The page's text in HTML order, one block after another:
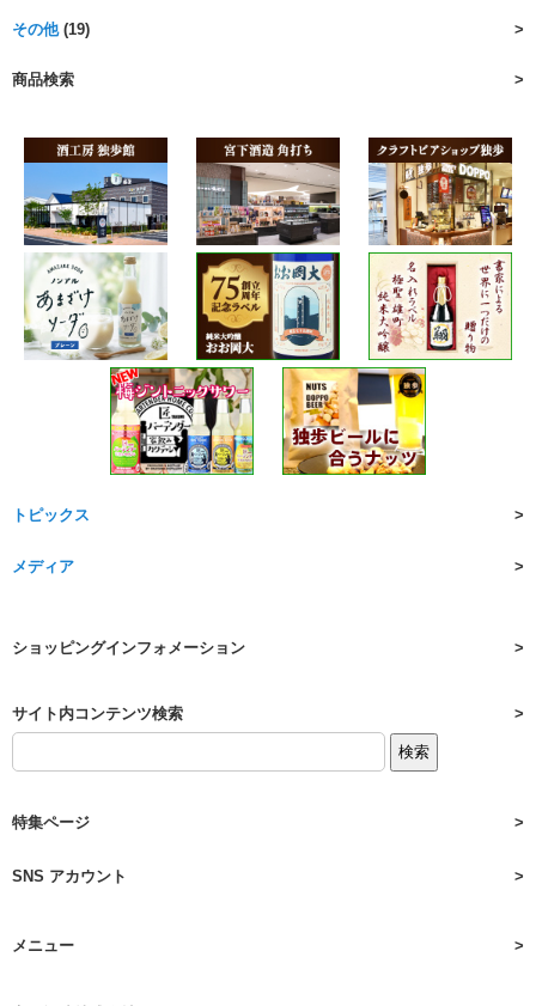
その他(19)
商品検索
トピックス
メディア
ショッピングインフォメーション
サイト内コンテンツ検索
特集ページ
SNS アカウント
メニュー